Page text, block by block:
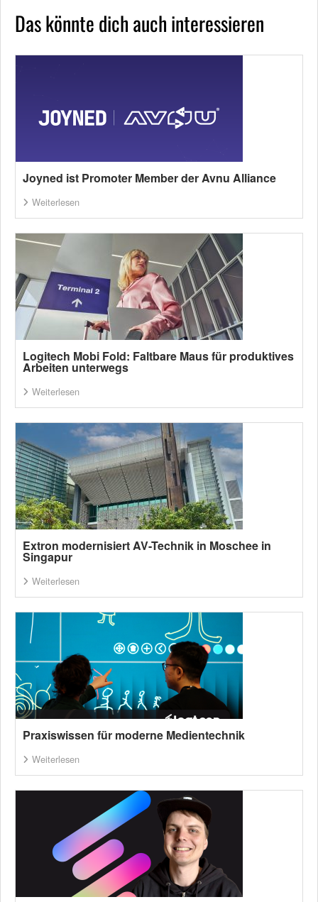
Das könnte dich auch interessieren
Joyned ist Promoter Member der Avnu Alliance
Weiterlesen
Logitech Mobi Fold: Faltbare Maus für produktives
Arbeiten unterwegs
Weiterlesen
Extron modernisiert AV-Technik in Moschee in
Singapur
Weiterlesen
Praxiswissen für moderne Medientechnik
Weiterlesen